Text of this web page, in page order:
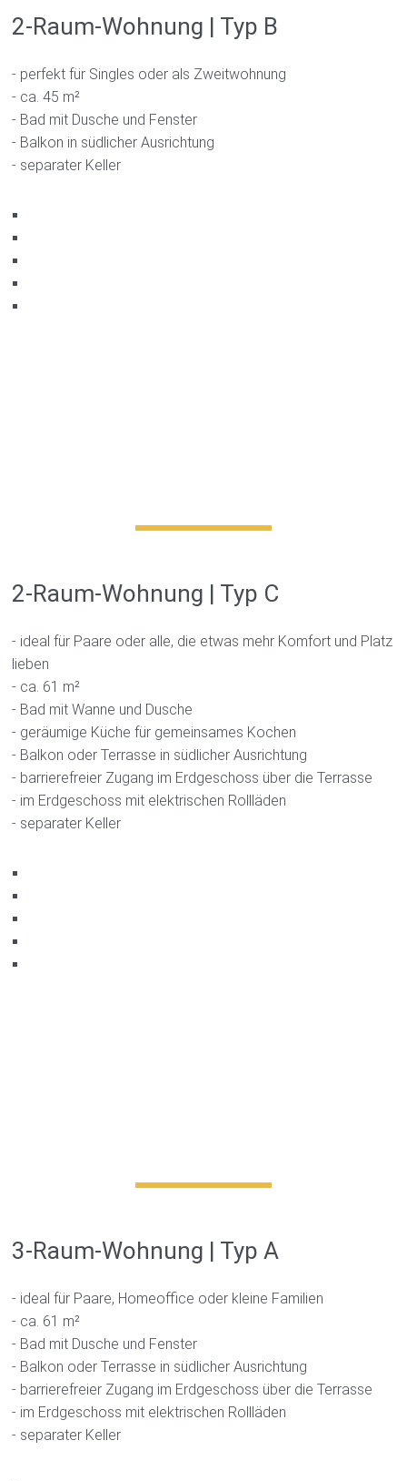
2-Raum-Wohnung | Typ B
- perfekt für Singles oder als Zweitwohnung
- ca. 45 m²
- Bad mit Dusche und Fenster
- Balkon in südlicher Ausrichtung
- separater Keller
2-Raum-Wohnung | Typ C
- ideal für Paare oder alle, die etwas mehr Komfort und Platz
lieben
- ca. 61 m²
- Bad mit Wanne und Dusche
- geräumige Küche für gemeinsames Kochen
- Balkon oder Terrasse in südlicher Ausrichtung
- barrierefreier Zugang im Erdgeschoss über die Terrasse
- im Erdgeschoss mit elektrischen Rollläden
- separater Keller
3-Raum-Wohnung | Typ A
- ideal für Paare, Homeoffice oder kleine Familien
- ca. 61 m²
- Bad mit Dusche und Fenster
- Balkon oder Terrasse in südlicher Ausrichtung
- barrierefreier Zugang im Erdgeschoss über die Terrasse
- im Erdgeschoss mit elektrischen Rollläden
- separater Keller